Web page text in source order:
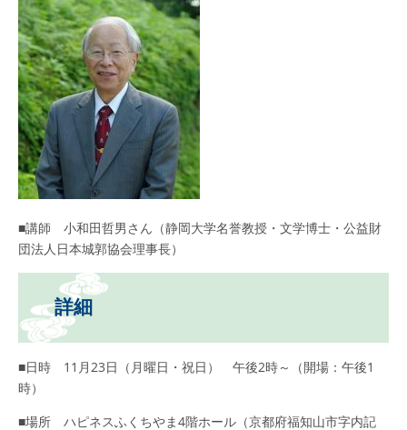
■講師 小和田哲男さん（静岡大学名誉教授・文学博士・公益財
団法人日本城郭協会理事長）
詳細
■日時 11月23日（月曜日・祝日） 午後2時～（開場：午後1
時）
■場所 ハピネスふくちやま4階ホール（京都府福知山市字内記